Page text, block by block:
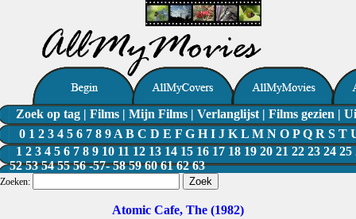
Zoek op tag | Films | Mijn Films | Verlanglijst | Films gezien |
0 1 2 3 4 5 6 7 8 9 A B C D E F G H I J K L M N O P Q R S T
1 2 3 4 5 6 7 8 9 10 11 12 13 14 15 16 17 18 19 20 21 22 23 24 25
52 53 54 55 56 -57- 58 59 60 61 62 63
Zoeken:
Atomic Cafe, The (1982)